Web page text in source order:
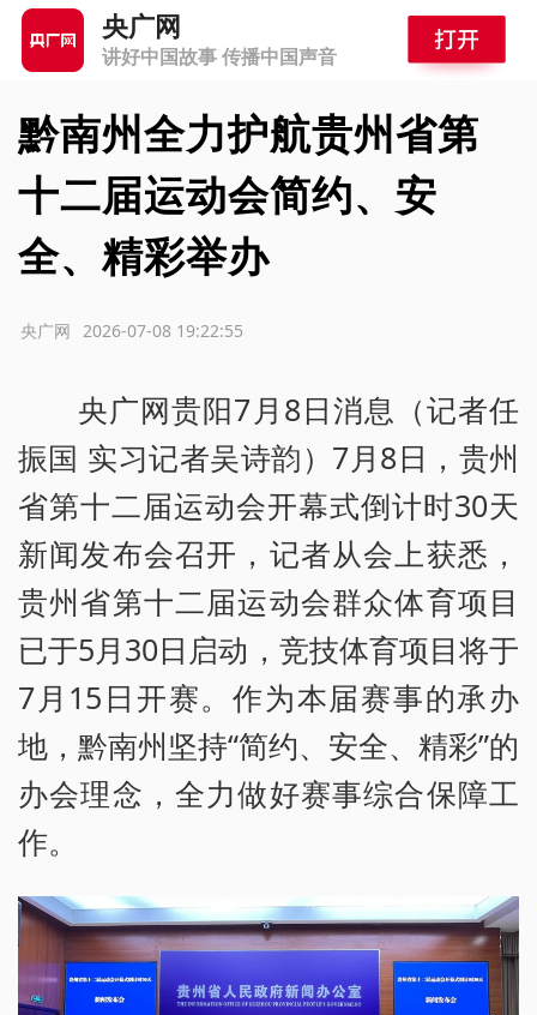
央广网
讲好中国故事 传播中国声音
黔南州全力护航贵州省第
十二届运动会简约、安
全、精彩举办
2026-07-08 19:22:55
央广网
央广网贵阳7月8日消息（记者任
振国 实习记者吴诗韵）7月8日，贵州
省第十二届运动会开幕式倒计时30天
新闻发布会召开，记者从会上获悉，
贵州省第十二届运动会群众体育项目
已于5月30日启动，竞技体育项目将于
7月15日开赛。作为本届赛事的承办
地，黔南州坚持“简约、安全、精彩”的
办会理念，全力做好赛事综合保障工
作。